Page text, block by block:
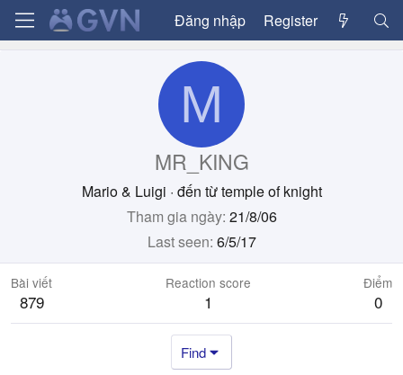
Đăng nhập Register
M
MR_KING
Mario & Luigi · đến từtemple of knight
Tham gia ngày 21/8/06
Last seen 6/5/17
Bài viết
879
Reaction score
1
Điểm
0
Find